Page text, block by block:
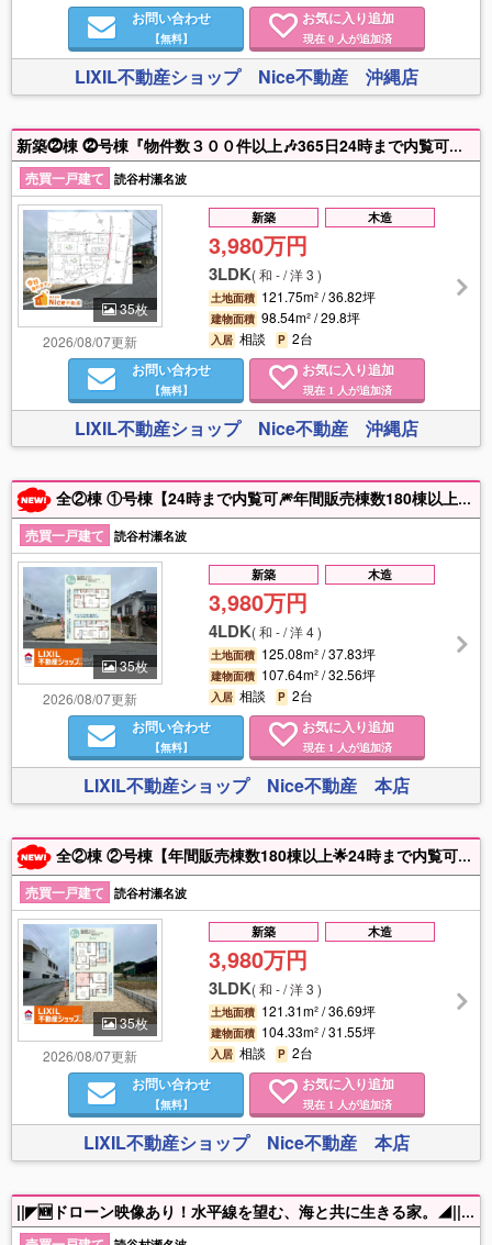
お問い合わせ
【無料】
お気に入り追加
現在 0 人が追加済
LIXIL不動産ショップ Nice不動産 沖縄店
新築⓶棟 ⓶号棟『物件数３００件以上🎶365日24時まで内覧可🌃TVCM放映中😀今日見れます✅』【年間販売実績180棟以上👑】全力サポート💪❤️‍🔥家を買うなら「✴️Nice不動産✴️」
売買一戸建て
読谷村瀬名波
35枚
2026/08/07更新
新築 木造
3,980万円
3LDK(和 - / 洋 3 )
土地面積 121.75m² / 36.82坪
建物面積 98.54m² / 29.8坪
入居 相談P 2台
お問い合わせ
【無料】
お気に入り追加
現在 1 人が追加済
LIXIL不動産ショップ Nice不動産 沖縄店
全②棟 ①号棟【24時まで内覧可🎆年間販売棟数180棟以上⬆️年中無休🎉送迎可🚙】『渡慶次小・読谷中学校エリア🏫💖』のびのび子育て住環境✨読谷村瀬名波地域に新築戸建て出ました😍🌷
売買一戸建て 読谷村瀬名波
35枚
2026/08/07更新
新築 木造
3,980万円
4LDK(和 - / 洋 4)
土地面積 125.08m² / 37.83坪
建物面積 107.64m² / 32.56坪
入居 相談P 2台
お問い合わせ
【無料】
お気に入り追加
現在 1 人が追加済
LIXIL不動産ショップ Nice不動産 本店
全②棟 ②号棟【年間販売棟数180棟以上🌟24時まで内覧可🎆年中無休🎈送迎可🙆】『車ですぐの距離にスーパー・コンビニあり🚙』日々の買い物に嬉しい住環境🎵暮らしに便利な立地が魅力的💖
売買一戸建て 読谷村瀬名波
35枚
2026/08/07更新
新築 木造
3,980万円
3LDK(和 - / 洋 3 )
土地面積 121.31m² / 36.69坪
建物面積 104.33m² / 31.55坪
入居 相談P 2台
お問い合わせ
【無料】
お気に入り追加
現在 1 人が追加済
LIXIL不動産ショップ Nice不動産 本店
||◤🆕ドローン映像あり！水平線を望む、海と共に生きる家。◢|| 穏やかな海風と緑に包まれた場所に、27年間 “文化と平和・交流の宿” として愛されてきたペンションがあります✨ 旅人や地域の人々が語らい、音楽や笑顔が溶け合ったこの場所には、今もやさしい時間が流れています🌿 建物は旅館業・飲食業の許可取得済み。サロン・セミナールームを備え、宿泊はもちろん、カフェやアトリエなど多目的に活用可能です🍃 太陽光発電10.6kw搭載で、売電収入もあるサステナブルな住まい。 海を望むこの地で、想いを未来へつなぐ新しい物語を始めませんか😌🪸🫧